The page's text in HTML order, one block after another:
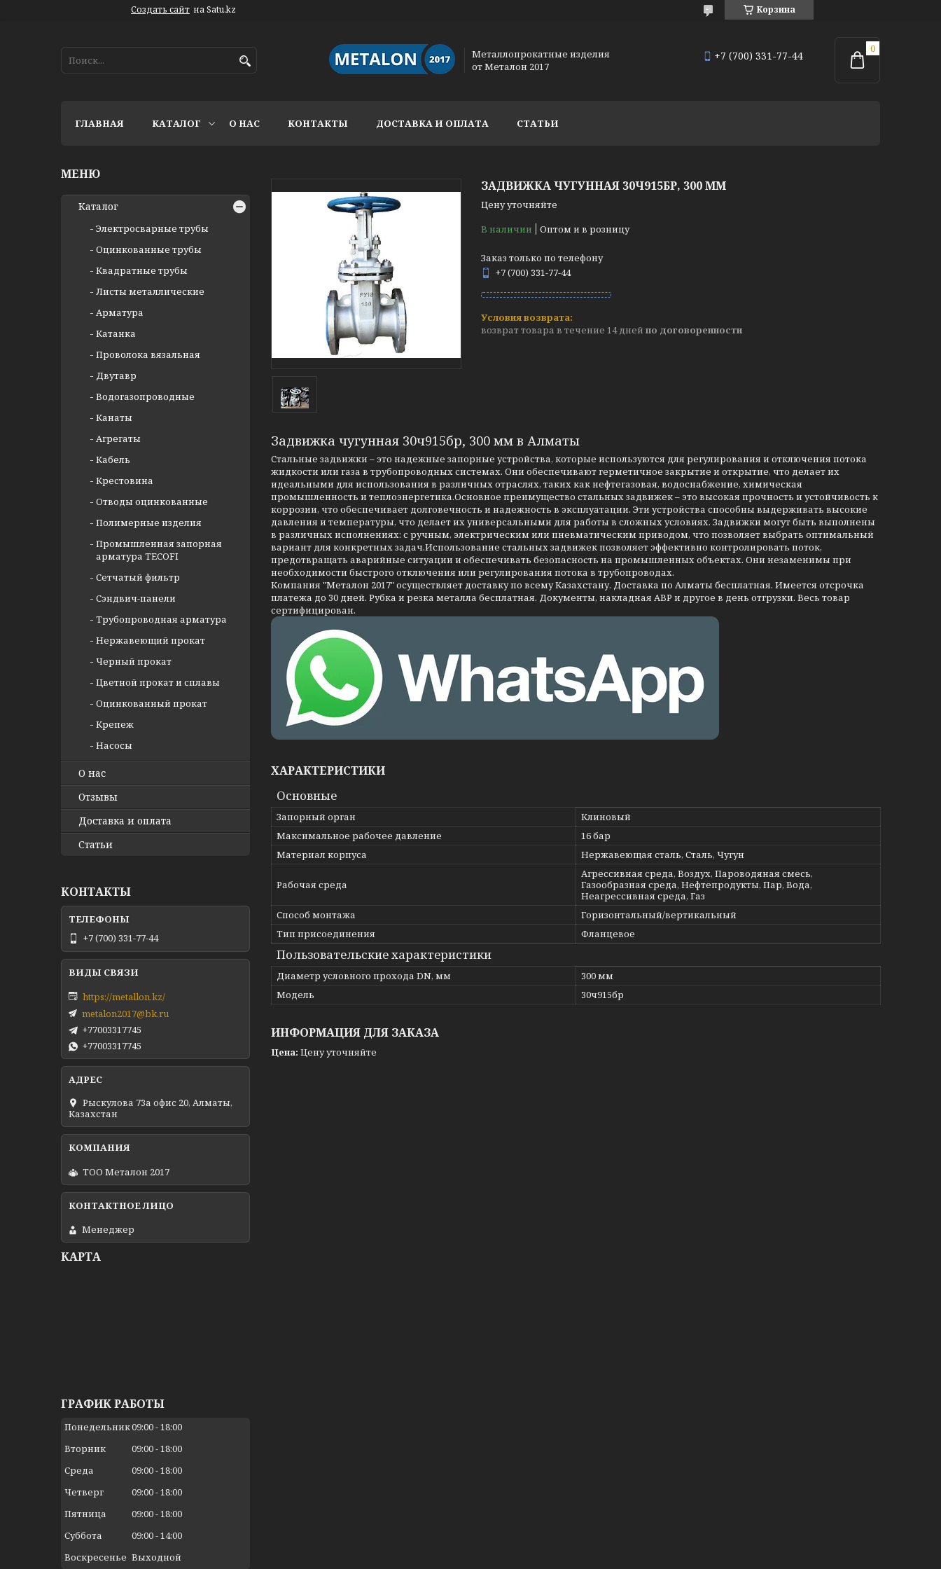
Создать сайт на Satu.kz Корзина
Металлопрокатные изделия
от Металон 2017
+7 (700) 331-77-44
ГЛАВНАЯ КАТАЛОГ О НАС КОНТАКТЫ ДОСТАВКА И ОПЛАТА СТАТЬИ
ЗАДВИЖКА ЧУГУННАЯ 30Ч915БР, 300 ММ
Цену уточняйте
В наличии
Оптом и в розницу
Заказ только по телефону
+7 (700) 331-77-44
возврат товара в течение 14 дней по договоренности
Задвижка чугунная 30ч915бр, 300 мм в Алматы
Стальные задвижки – это надежные запорные устройства, которые используются для регулирования и отключения потока
жидкости или газа в трубопроводных системах. Они обеспечивают герметичное закрытие и открытие, что делает их
идеальными для использования в различных отраслях, таких как нефтегазовая, водоснабжение, химическая
промышленность и теплоэнергетика.Основное преимущество стальных задвижек – это высокая прочность и устойчивость к
коррозии, что обеспечивает долговечность и надежность в эксплуатации. Эти устройства способны выдерживать высокие
давления и температуры, что делает их универсальными для работы в сложных условиях. Задвижки могут быть выполнены
в различных исполнениях: с ручным, электрическим или пневматическим приводом, что позволяет выбрать оптимальный
вариант для конкретных задач.Использование стальных задвижек позволяет эффективно контролировать поток,
предотвращать аварийные ситуации и обеспечивать безопасность на промышленных объектах. Они незаменимы при
необходимости быстрого отключения или регулирования потока в трубопроводах.
Компания "Металон 2017" осуществляет доставку по всему Казахстану. Доставка по Алматы бесплатная. Имеется отсрочка
платежа до 30 дней. Рубка и резка металла бесплатная. Документы, накладная АВР и другое в день отгрузки. Весь товар
сертифицирован.
ХАРАКТЕРИСТИКИ
Основные
Запорный орган
Клиновый
Максимальное рабочее давление
16 бар
Материал корпуса
Нержавеющая сталь, Сталь, Чугун
Рабочая среда
Агрессивная среда, Воздух, Пароводяная смесь,
Газообразная среда, Нефтепродукты, Пар, Вода,
Неагрессивная среда, Газ
Способ монтажа
Горизонтальный/вертикальный
Тип присоединения
Фланцевое
Пользовательские характеристики
Диаметр условного прохода DN, мм
300 мм
Модель
30ч915бр
ИНФОРМАЦИЯ ДЛЯ ЗАКАЗА
Цена: Цену уточняйте
Каталог
Электросварные трубы
Оцинкованные трубы
Квадратные трубы
Листы металлические
Арматура
Катанка
Проволока вязальная
Двутавр
Водогазопроводные
Канаты
Агрегаты
Кабель
Крестовина
Отводы оцинкованные
Полимерные изделия
Промышленная запорная
арматура TECOFI
Сетчатый фильтр
Сэндвич-панели
Трубопроводная арматура
Нержавеющий прокат
Черный прокат
Цветной прокат и сплавы
Оцинкованный прокат
Крепеж
Насосы
О нас
Отзывы
Доставка и оплата
Статьи
КОНТАКТЫ
+7 (700) 331-77-44
https://metallon.kz/
metalon2017@bk.ru
+77003317745
+77003317745
Рыскулова 73а офис 20, Алматы,
Казахстан
ТОО Металон 2017
Менеджер
КАРТА
ГРАФИК РАБОТЫ
Понедельник09:00 18:00
Вторник
09:00 18:00
Среда
09:00 18:00
Четверг
09:00 18:00
Пятница
09:00 18:00
Суббота
09:00 14:00
Воскресенье Выходной